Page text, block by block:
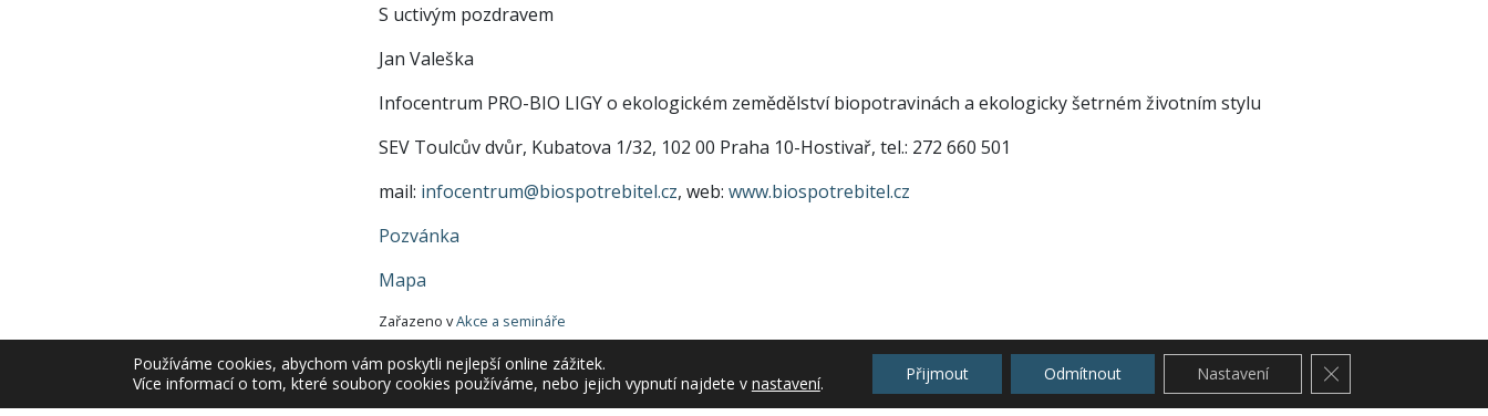
S uctivým pozdravem
Jan Valeška
Infocentrum PRO-BIO LIGY o ekologickém zemědělství biopotravinách a ekologicky šetrném životním stylu
SEV Toulcův dvůr, Kubatova 1/32, 102 00 Praha 10-Hostivař, tel.: 272 660 501
mail: infocentrum@biospotrebitel.cz, web: www.biospotrebitel.cz
Pozvánka
Mapa
Zařazeno vAkce a semináře
Používáme cookies, abychom vám poskytli nejlepší online zážitek.
Více informací o tom, které soubory cookies používáme, nebo jejich vypnutí najdete v nastavení. Přijmout Odmítnout Nastavení Zavřít cookie lištu